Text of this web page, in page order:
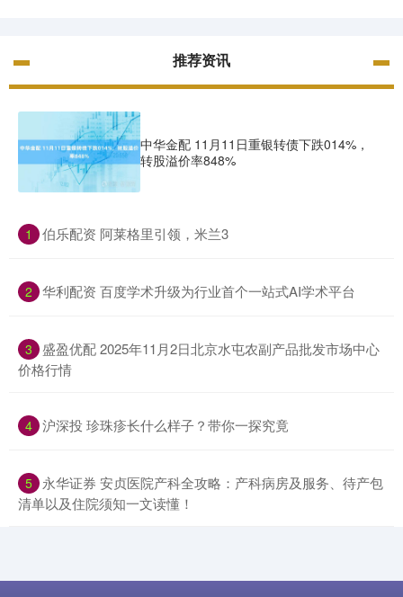
推荐资讯
中华金配 11月11日重银转债下跌014%，
转股溢价率848%
1 ​伯乐配资 阿莱格里引领，米兰3
2 ​华利配资 百度学术升级为行业首个一站式AI学术平台
3 ​盛盈优配 2025年11月2日北京水屯农副产品批发市场中心
价格行情
4 ​沪深投 珍珠疹长什么样子？带你一探究竟
5 ​永华证券 安贞医院产科全攻略：产科病房及服务、待产包
清单以及住院须知一文读懂！